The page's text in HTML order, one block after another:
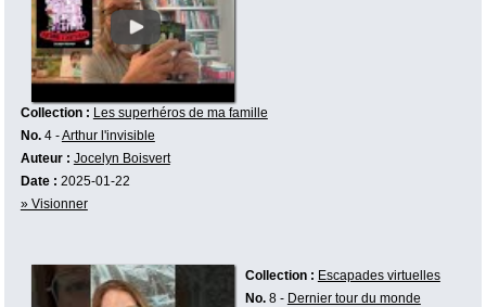
Collection : Les superhéros de ma famille
No.4 -Arthur l'invisible
Auteur : Jocelyn Boisvert
Date : 2025-01-22
» Visionner
Collection : Escapades virtuelles
No.8 - Dernier tour du monde